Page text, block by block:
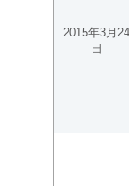
2015年3月24
日